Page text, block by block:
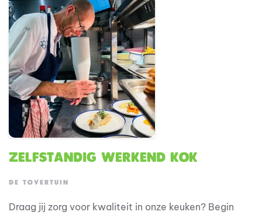
Zelfstandig Werkend Kok
DE TOVERTUIN
Draag jij zorg voor kwaliteit in onze keuken? Begin